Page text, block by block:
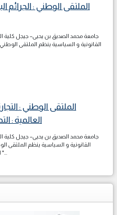
الملتقى الوطني : الجرائم
جامعة محمد الصديق بن يحيى– جيجل كلية
القانونية و السياسية ينظم الملتقى
الملتقى الوطني :
العالمية :
جامعة محمد الصديق بن يحيى– جيجل كلية
القانونية و السياسية ينظم الملتقى
العالمية : التحديات القانونية و الاقتصادية "...